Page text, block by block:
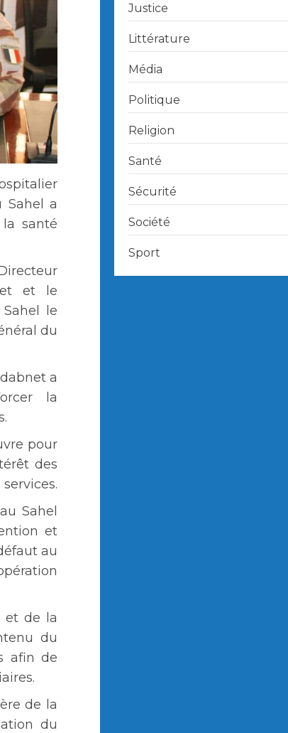
Sahel a
santé
et le
le
du
a
la
pour
des
Sahel
et
au
et de la
du
afin de
de la
du
Justice
Littérature
Média
Politique
Religion
Santé
Sécurité
Société
Sport